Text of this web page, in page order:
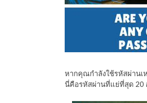
หากคุณกำลังใช้รหัสผ่านเ
นี่คือรหัสผ่านที่แย่ที่สุด 20